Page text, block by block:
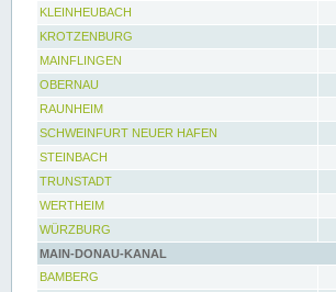
KLEINHEUBACH
KROTZENBURG
MAINFLINGEN
OBERNAU
RAUNHEIM
SCHWEINFURT NEUER HAFEN
STEINBACH
TRUNSTADT
WERTHEIM
WÜRZBURG
MAIN-DONAU-KANAL
BAMBERG